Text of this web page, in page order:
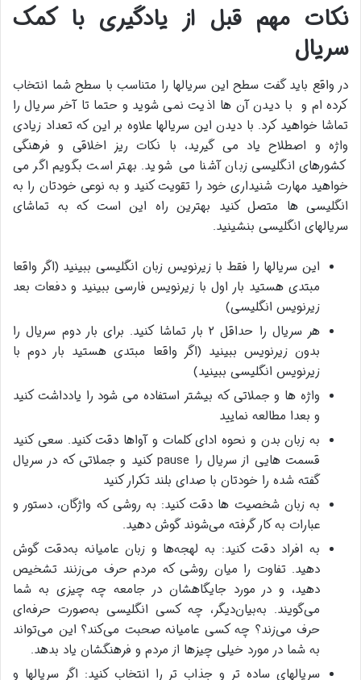
نکات مهم قبل از یادگیری با کمک
سریال
در واقع باید گفت سطح این سریالها را متناسب با سطح شما انتخاب
کرده ام و با دیدن آن ها اذیت نمی شوید و حتما تا آخر سریال را
تماشا خواهید کرد. با دیدن این سریالها علاوه بر این که تعداد زیادی
واژه و اصطلاح یاد می گیرید، با نکات ریز اخلاقی و فرهنگی
کشورهای انگلیسی زبان آشنا می شوید. بهتر است بگویم اگر می
خواهید مهارت شنیداری خود را تقویت کنید و به نوعی خودتان را به
انگلیسی ها متصل کنید بهترین راه این است که به تماشای
سریالهای انگلیسی بنشینید.
این سریالها را فقط با زیرنویس زبان انگلیسی ببینید (اگر واقعا
مبتدی هستید بار اول با زیرنویس فارسی ببینید و دفعات بعد
زیرنویس انگلیسی)
هر سریال را حداقل ۲ بار تماشا کنید. برای بار دوم سریال را
بدون زیرنویس ببینید (اگر واقعا مبتدی هستید بار دوم با
زیرنویس انگلیسی ببینید)
واژه ها و جملاتی که بیشتر استفاده می شود را یادداشت کنید
و بعدا مطالعه نمایید
به زبان بدن و نحوه ادای کلمات و آواها دقت کنید. سعی کنید
قسمت هایی از سریال را pause کنید و جملاتی که در سریال
گفته شده را خودتان با صدای بلند تکرار کنید
به زبان شخصیت ها دقت کنید: به روشی که واژگان، دستور و
عبارات به کار گرفته می‌شوند گوش دهید.
به افراد دقت کنید: به لهجه‌ها و زبان عامیانه به‌دقت گوش
دهید. تفاوت را میان روشی که مردم حرف می‌زنند تشخیص
دهید، و در مورد جایگاهشان در جامعه چه چیزی به شما
می‌گویند. به‌بیان‌دیگر، چه کسی انگلیسی به‌صورت حرفه‌ای
حرف می‌زند؟ چه کسی عامیانه صحبت می‌کند؟ این می‌تواند
به شما در مورد خیلی چیزها از مردم و فرهنگشان یاد بدهد.
سریالهای ساده تر و جذاب تر را انتخاب کنید: اگر سریالها و